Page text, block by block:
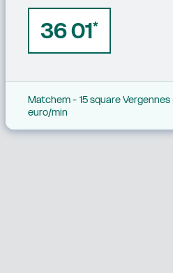
36 01*
Matchem - 15 square
euro/min